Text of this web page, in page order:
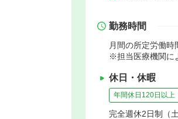
勤務時間
月間の所定労働
※担当医療機関に
休日・休暇
年間休日120日以上
完全週休2日制